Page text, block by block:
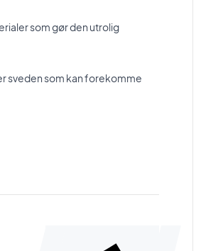
som gør den utrolig
sveden som kan forekomme